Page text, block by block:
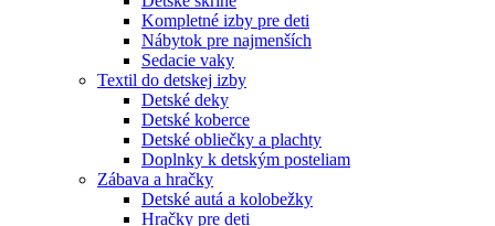
Kompletné izby pre deti
Nábytok pre najmenších
Sedacie vaky
Textil do detskej izby
Detské deky
Detské koberce
Detské obliečky a plachty
Doplnky k detským posteliam
Zábava a hračky
Detské autá a kolobežky
Hračky pre deti